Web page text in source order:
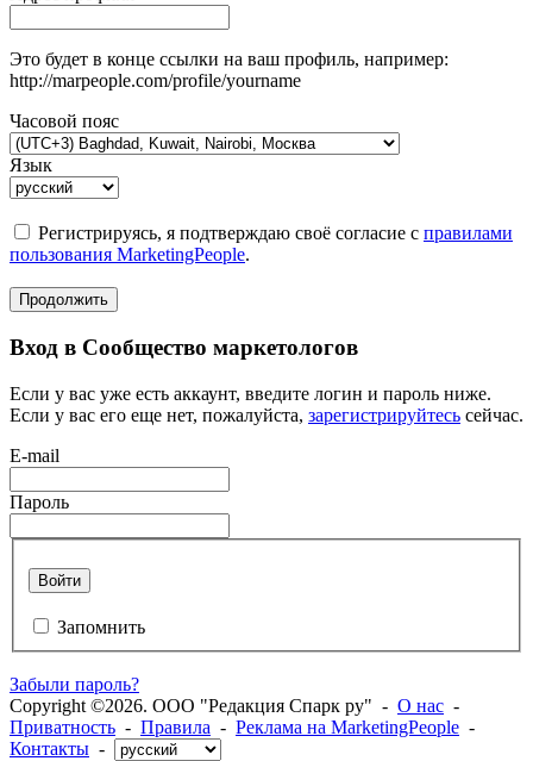
Это будет в конце ссылки на ваш профиль, например:
http://marpeople.com/profile/yourname
Часовой пояс
Язык
Регистрируясь, я подтверждаю своё согласие с правилами
пользования MarketingPeople.
Продолжить
Вход в Сообщество маркетологов
Если у вас уже есть аккаунт, введите логин и пароль ниже.
Если у вас его еще нет, пожалуйста, зарегистрируйтесь сейчас.
E-mail
Пароль
Войти
Запомнить
Забыли пароль?
Copyright ©2026. ООО "Редакция Спарк ру" - О нас -
Приватность - Правила - Реклама на MarketingPeople -
Контакты -